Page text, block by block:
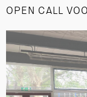
OPEN CALL